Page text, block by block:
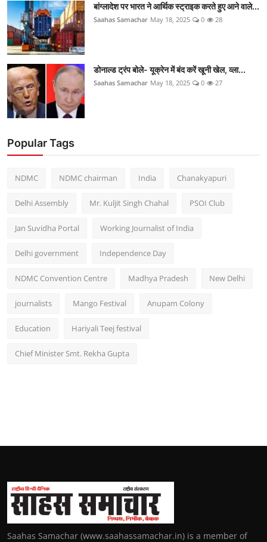
बांग्लादेश पर भारत ने आर्थिक स्ट्राइक करते हुए आने वाले...
Saahas Samachar May 18, 2025 0 28
डोनाल्ड ट्रंप बोले- यूक्रेन में बंद करें खूनी खेल, व्ला...
Saahas Samachar May 18, 2025 0 27
Popular Tags
NDMC NDMC chairman India Chanakyapuri
Delhi Assembly Mr. Kuljit Singh Chahal PSOI Club
Jan Suvidha Portal Working Journalist of India
Delhi government Independence Day
NDMC Convention Centre Madhya Pradesh New Delhi
journalists Mango Festival Anupam Colony
Education Hariyali Teej festival
Chief Minister Smt. Rekha Gupta
Saahas Samachar (www.saahassamachar.in) is a member of